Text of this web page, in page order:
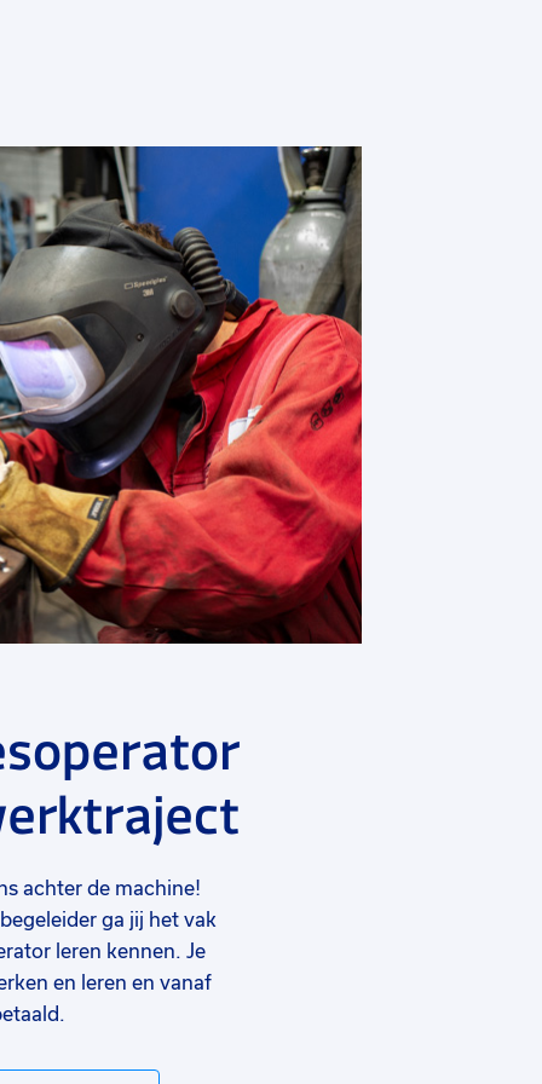
achter de machine!
ga jij het vak
leren kennen. Je
en leren en vanaf